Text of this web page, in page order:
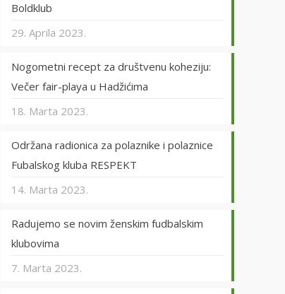
Boldklub
29. Aprila 2023.
Nogometni recept za društvenu koheziju:
Večer fair-playa u Hadžićima
18. Marta 2023.
Održana radionica za polaznike i polaznice
Fubalskog kluba RESPEKT
14. Marta 2023.
Radujemo se novim ženskim fudbalskim
klubovima
7. Marta 2023.